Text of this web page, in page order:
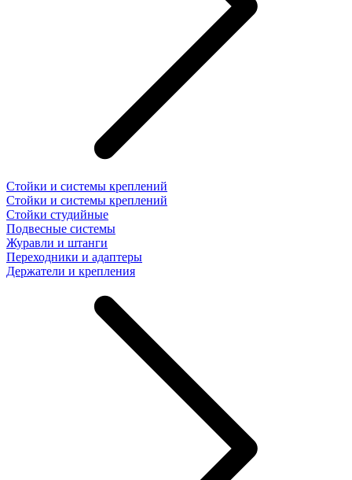
Стойки и системы креплений
Стойки и системы креплений
Стойки студийные
Подвесные системы
Журавли и штанги
Переходники и адаптеры
Держатели и крепления